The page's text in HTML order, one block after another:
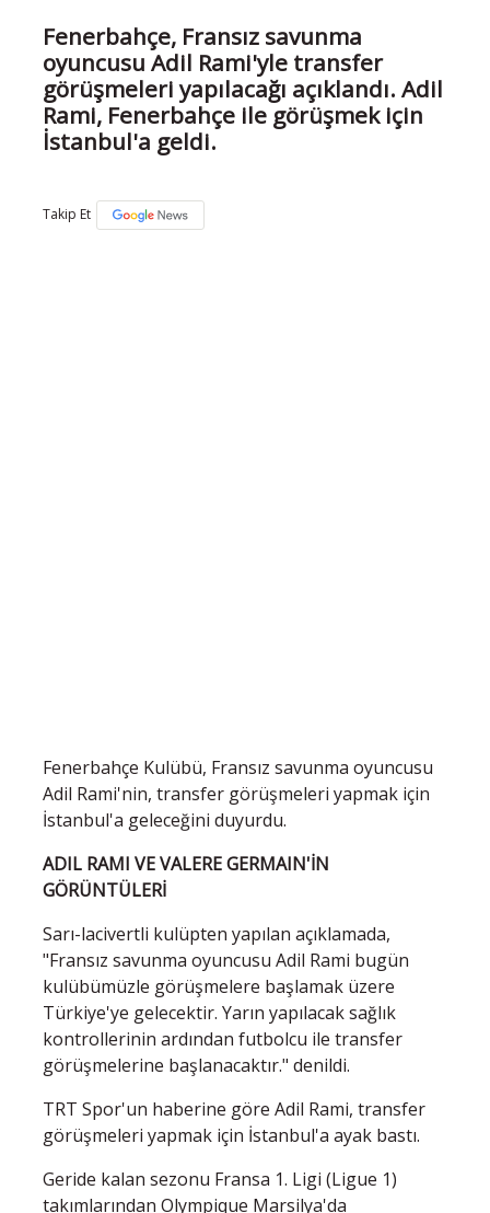
Fenerbahçe, Fransız savunma
oyuncusu Adil Rami'yle transfer
görüşmeleri yapılacağı açıklandı. Adil
Rami, Fenerbahçe ile görüşmek için
İstanbul'a geldi.
Takip Et
Fenerbahçe Kulübü, Fransız savunma oyuncusu
Adil Rami'nin, transfer görüşmeleri yapmak için
İstanbul'a geleceğini duyurdu.
ADIL RAMI VE VALERE GERMAIN'İN
GÖRÜNTÜLERİ
Sarı-lacivertli kulüpten yapılan açıklamada,
"Fransız savunma oyuncusu Adil Rami bugün
kulübümüzle görüşmelere başlamak üzere
Türkiye'ye gelecektir. Yarın yapılacak sağlık
kontrollerinin ardından futbolcu ile transfer
görüşmelerine başlanacaktır." denildi.
TRT Spor'un haberine göre Adil Rami, transfer
görüşmeleri yapmak için İstanbul'a ayak bastı.
Geride kalan sezonu Fransa 1. Ligi (Ligue 1)
takımlarından Olympique Marsilya'da